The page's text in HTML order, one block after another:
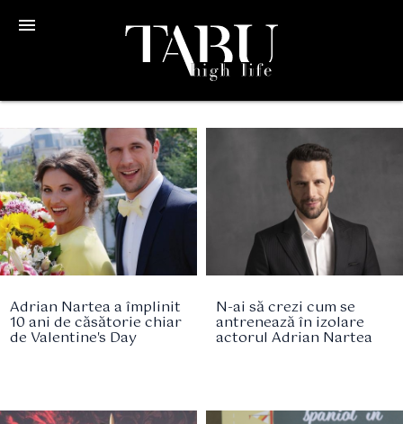
menu
Adrian Nartea a împlinit
10 ani de căsătorie chiar
de Valentine's Day
N-ai să crezi cum se
antrenează în izolare
actorul Adrian Nartea